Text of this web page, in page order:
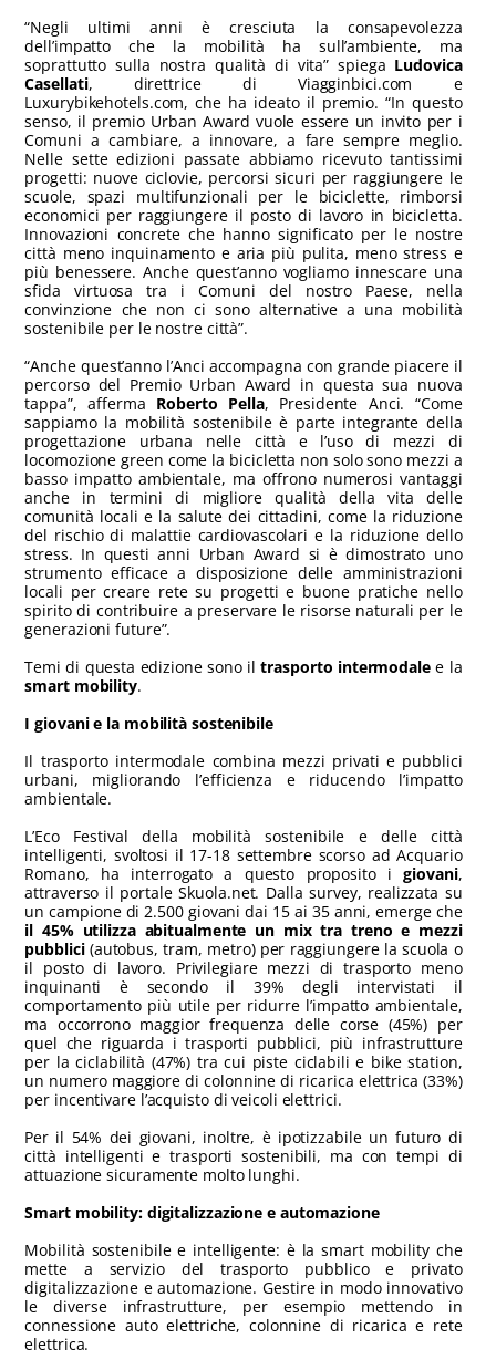
“Negli ultimi anni è cresciuta la consapevolezza
dell’impatto che la mobilità ha sull’ambiente, ma
soprattutto sulla nostra qualità di vita” spiega Ludovica
Casellati, direttrice di Viagginbici.com e
Luxurybikehotels.com, che ha ideato il premio. “In questo
senso, il premio Urban Award vuole essere un invito per i
Comuni a cambiare, a innovare, a fare sempre meglio.
Nelle sette edizioni passate abbiamo ricevuto tantissimi
progetti: nuove ciclovie, percorsi sicuri per raggiungere le
scuole, spazi multifunzionali per le biciclette, rimborsi
economici per raggiungere il posto di lavoro in bicicletta.
Innovazioni concrete che hanno significato per le nostre
città meno inquinamento e aria più pulita, meno stress e
più benessere. Anche quest’anno vogliamo innescare una
sfida virtuosa tra i Comuni del nostro Paese, nella
convinzione che non ci sono alternative a una mobilità
sostenibile per le nostre città”.
“Anche quest’anno l’Anci accompagna con grande piacere il
percorso del Premio Urban Award in questa sua nuova
tappa”, afferma Roberto Pella, Presidente Anci. “Come
sappiamo la mobilità sostenibile è parte integrante della
progettazione urbana nelle città e l’uso di mezzi di
locomozione green come la bicicletta non solo sono mezzi a
basso impatto ambientale, ma offrono numerosi vantaggi
anche in termini di migliore qualità della vita delle
comunità locali e la salute dei cittadini, come la riduzione
del rischio di malattie cardiovascolari e la riduzione dello
stress. In questi anni Urban Award si è dimostrato uno
strumento efficace a disposizione delle amministrazioni
locali per creare rete su progetti e buone pratiche nello
spirito di contribuire a preservare le risorse naturali per le
generazioni future”.
Temi di questa edizione sono iltrasporto intermodalee la
smart mobility.
I giovani e la mobilità sostenibile
Il trasporto intermodale combina mezzi privati e pubblici
urbani, migliorando l’efficienza e riducendo l’impatto
ambientale.
L’Eco Festival della mobilità sostenibile e delle città
intelligenti, svoltosi il 17-18 settembre scorso ad Acquario
Romano, ha interrogato a questo proposito igiovani,
attraverso il portale Skuola.net. Dalla survey, realizzata su
un campione di 2.500 giovani dai 15 ai 35 anni, emerge che
il 45% utilizza abitualmente un mix tra treno e mezzi
pubblici(autobus, tram, metro) per raggiungere la scuola o
il posto di lavoro. Privilegiare mezzi di trasporto meno
inquinanti è secondo il 39% degli intervistati il
comportamento più utile per ridurre l’impatto ambientale,
ma occorrono maggior frequenza delle corse (45%) per
quel che riguarda i trasporti pubblici, più infrastrutture
per la ciclabilità (47%) tra cui piste ciclabili e bike station,
un numero maggiore di colonnine di ricarica elettrica (33%)
per incentivare l’acquisto di veicoli elettrici.
Per il 54% dei giovani, inoltre, è ipotizzabile un futuro di
città intelligenti e trasporti sostenibili, ma con tempi di
attuazione sicuramente molto lunghi.
Smart mobility: digitalizzazione e automazione
Mobilità sostenibile e intelligente: è la smart mobility che
mette a servizio del trasporto pubblico e privato
digitalizzazione e automazione. Gestire in modo innovativo
le diverse infrastrutture, per esempio mettendo in
connessione auto elettriche, colonnine di ricarica e rete
elettrica.